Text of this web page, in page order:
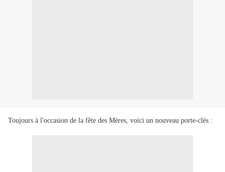
Toujours à l'occasion de la fête des Mères, voici un nouveau porte-clés :